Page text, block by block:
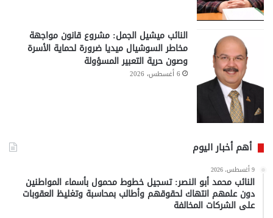
النائب ميشيل الجمل: مشروع قانون مواجهة
مخاطر السوشيال ميديا ضرورة لحماية الأسرة
وصون حرية التعبير المسؤولة
6 أغسطس، 2026
أهم أخبار اليوم
9 أغسطس، 2026
النائب محمد أبو النصر: تسجيل خطوط محمول بأسماء المواطنين
دون علمهم انتهاك لحقوقهم وأطالب بمحاسبة وتغليظ العقوبات
على الشركات المخالفة